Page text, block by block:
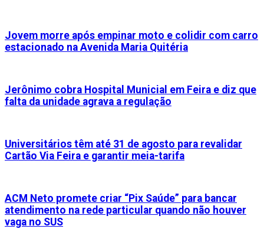
Jovem morre após empinar moto e colidir com carro
estacionado na Avenida Maria Quitéria
Jerônimo cobra Hospital Municial em Feira e diz que
falta da unidade agrava a regulação
Universitários têm até 31 de agosto para revalidar
Cartão Via Feira e garantir meia-tarifa
ACM Neto promete criar “Pix Saúde” para bancar
atendimento na rede particular quando não houver
vaga no SUS